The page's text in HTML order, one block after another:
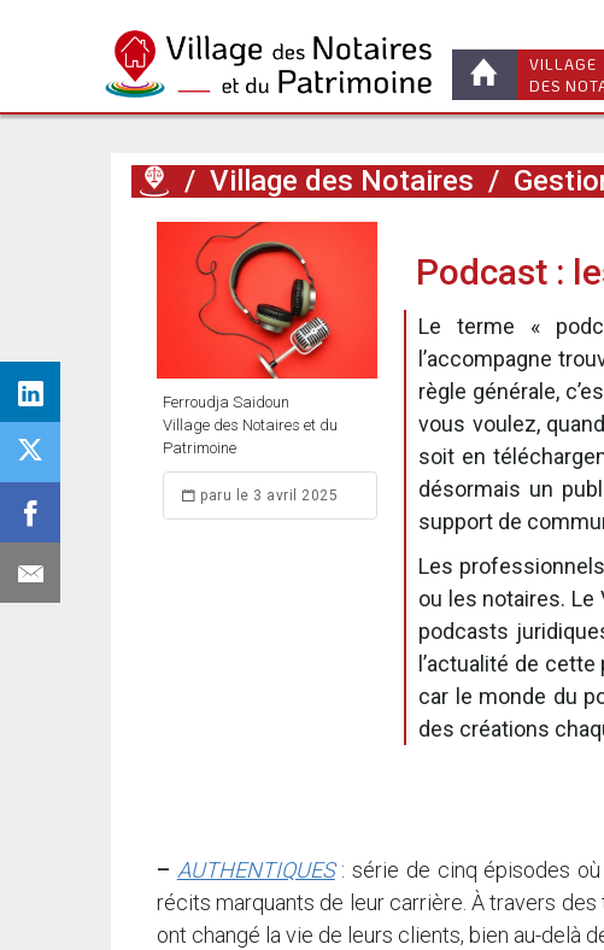
VILLAGE
DES
/ Village des Notaires /
Ferroudja Saidoun
Village des Notaires et du
Patrimoine
paru le 3 avril 2025
Podcast :
Le terme «
l’accompagne
règle générale,
vous voulez,
soit en
désormais un
support de
Les
ou les notaires.
podcasts
l’actualité de
car le monde du
des créations
– AUTHENTIQUES: série de cinq épisodes
récits marquants de leur carrière. À travers
ont changé la vie de leurs clients, bien au-delà